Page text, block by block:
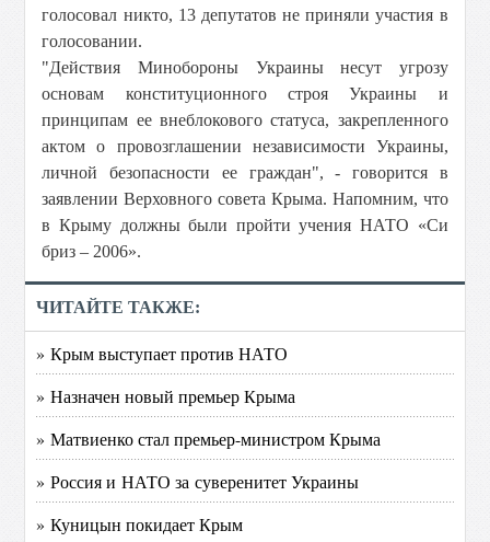
голосовал никто, 13 депутатов не приняли участия в
голосовании.
"Действия Минобороны Украины несут угрозу
основам конституционного строя Украины и
принципам ее внеблокового статуса, закрепленного
актом о провозглашении независимости Украины,
личной безопасности ее граждан", - говорится в
заявлении Верховного совета Крыма. Напомним, что
в Крыму должны были пройти учения НАТО «Си
бриз – 2006».
ЧИТАЙТЕ ТАКЖЕ:
» Крым выступает против НАТО
» Назначен новый премьер Крыма
» Матвиенко стал премьер-министром Крыма
» Россия и НАТО за суверенитет Украины
» Куницын покидает Крым